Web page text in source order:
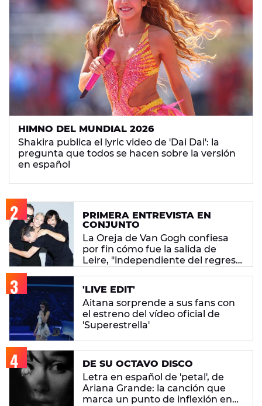
HIMNO DEL MUNDIAL 2026
Shakira publica el lyric video de 'Dai Dai': la
pregunta que todos se hacen sobre la versión
en español
PRIMERA ENTREVISTA EN
CONJUNTO
La Oreja de Van Gogh confiesa
por fin cómo fue la salida de
Leire, "independiente del regreso
'LIVE EDIT'
Aitana sorprende a sus fans con
el estreno del vídeo oficial de
'Superestrella'
DE SU OCTAVO DISCO
Letra en español de 'petal', de
Ariana Grande: la canción que
marca un punto de inflexión en